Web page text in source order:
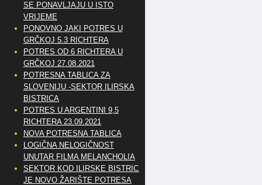
SE PONAVLJAJU U ISTO
VRIJEME
PONOVNO JAKI POTRES U
GRČKOJ 5.3 RICHTERA
POTRES OD 6 RICHTERA U
GRČKOJ 27.08.2021
POTRESNA TABLICA ZA
SLOVENIJU -SEKTOR ILIRSKA
BISTRICA
POTRES U ARGENTINI 9,5
RICHTERA 23.09.2021
NOVA POTRESNA TABLICA
LOGIČNA NELOGIČNOST
UNUTAR FILMA MELANCHOLIA
SEKTOR KOD ILIRSKE BISTRICE
JE NOVO ŽARIŠTE POTRESA